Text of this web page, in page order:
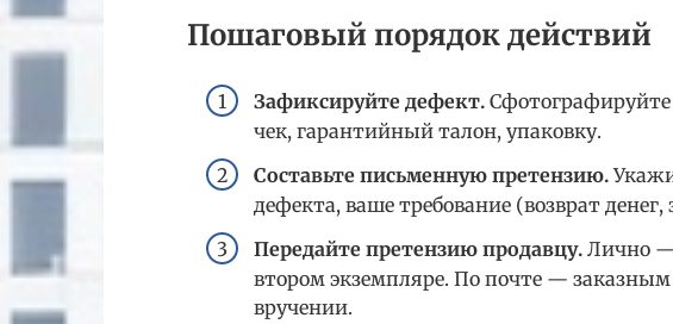
Пошаговый порядок действий
Зафиксируйте дефект.
чек, гарантийный талон, упаковку.
Составьте письменную претензию.
дефекта, ваше требование (возврат
Передайте претензию продавцу. Лично —
втором экземпляре. По почте —
вручении.